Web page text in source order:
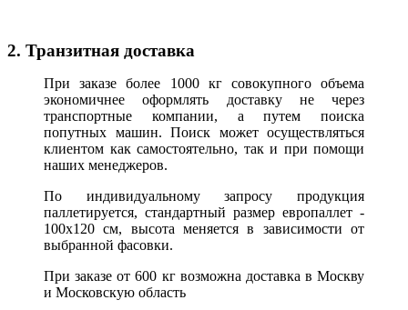
2. Транзитная доставка
При заказе более 1000 кг совокупного объема
экономичнее оформлять доставку не через
транспортные компании, а путем поиска
попутных машин. Поиск может осуществляться
клиентом как самостоятельно, так и при помощи
наших менеджеров.
По индивидуальному запросу продукция
паллетируется, стандартный размер европаллет -
100х120 см, высота меняется в зависимости от
выбранной фасовки.
При заказе от 600 кг возможна доставка в Москву
и Московскую область